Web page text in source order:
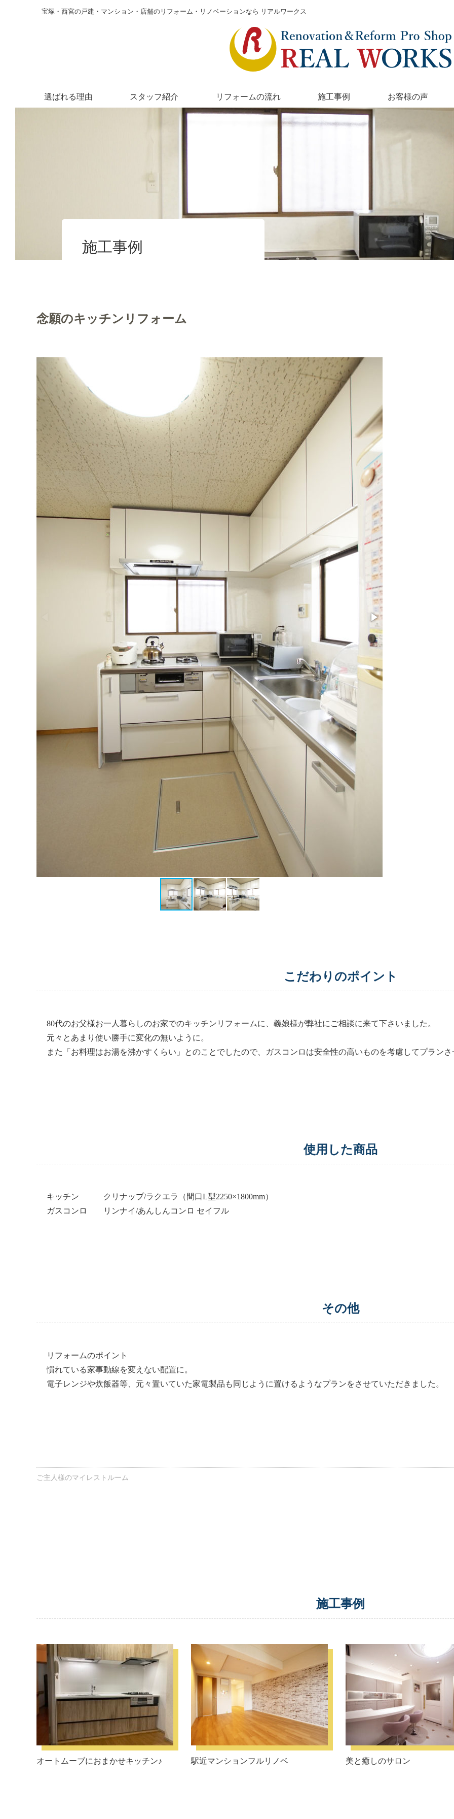
宝塚・西宮の戸建・マンション・店舗のリフォーム・リノベーションなら リアルワークス
選ばれる理由 スタッフ紹介 リフォームの流れ 施工事例 お客様の声
施工事例
念願のキッチンリフォーム
こだわりのポイント
80代のお父様お一人暮らしのお家でのキッチンリフォームに、義娘様が弊社にご相談に来て下さいました。
元々とあまり使い勝手に変化の無いように。
また「お料理はお湯を沸かすくらい」とのことでしたので、ガスコンロは安全性の高いものを考慮してプランさ
使用した商品
キッチン クリナップ/ラクエラ（間口L型2250×1800mm）
ガスコンロ リンナイ/あんしんコンロ セイフル
その他
リフォームのポイント
慣れている家事動線を変えない配置に。
電子レンジや炊飯器等、元々置いていた家電製品も同じように置けるようなプランをさせていただきました。
ご主人様のマイレストルーム
施工事例
オートムーブにおまかせキッチン♪ 駅近マンションフルリノベ 美と癒しのサロン